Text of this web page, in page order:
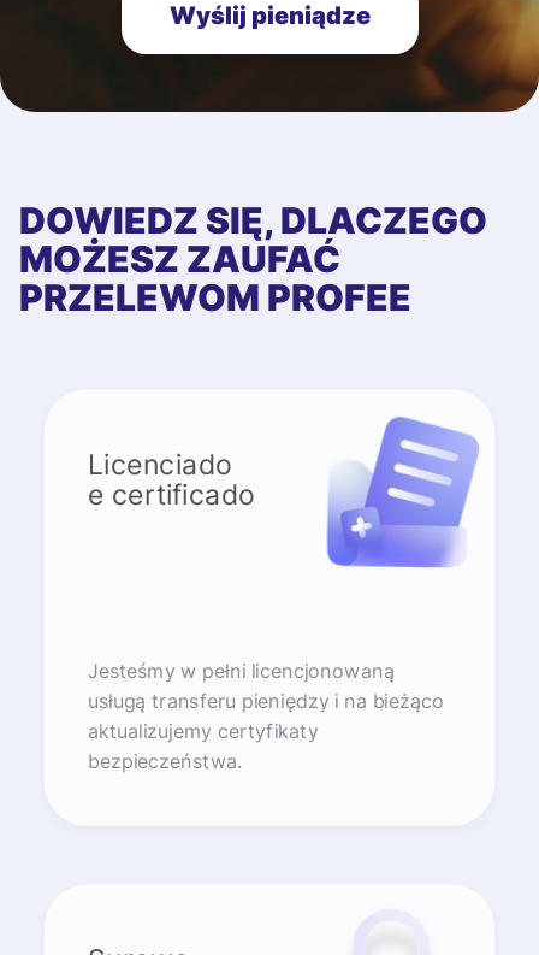
Wyślij pieniądze
DOWIEDZ SIĘ, DLACZEGO
MOŻESZ ZAUFAĆ
PRZELEWOM PROFEE
Licenciado
e certificado
Jesteśmy w pełni licencjonowaną
usługą transferu pieniędzy i na bieżąco
aktualizujemy certyfikaty
bezpieczeństwa.